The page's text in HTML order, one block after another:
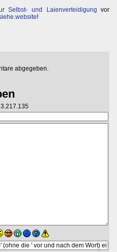
Selbst- und Laienverteidigung vor
!
abgegeben.